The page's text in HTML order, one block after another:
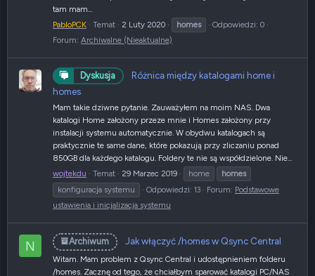
tam mam...
PabloPCK
Temat 2 Luty 2020 homes
Odpowiedzi: 0
Forum: Archiwalne (Nieaktualne)
Dyskusja
Różnica między katalogami home i
homes
Mam takie dziwne pytanie. Zauważyłem na moim NAS. Dwa
katalogi Home założony przeze mnie i Homes założony przy
instalacji systemu automatycznie. W obydwu katalogach są
praktycznie te same dane, które pokazują przy zliczaniu ponad
850GB dla każdego katalogu. Foldery te nie są współdzielone. Nie...
wojtekdu
Temat 29 Marzec 2019 home
homes
konfiguracja systemu
Odpowiedzi: 13 Forum: Podstawowe
ustawienia i inicjalizacja systemu
N Archiwum Jak włączyć /homes w Qsync Central
Witam. Mam problem z Qsync Central i udostępnieniem folderu
/homes. Zacznę od tego, że chciałbym sparować katalogi PC/NAS